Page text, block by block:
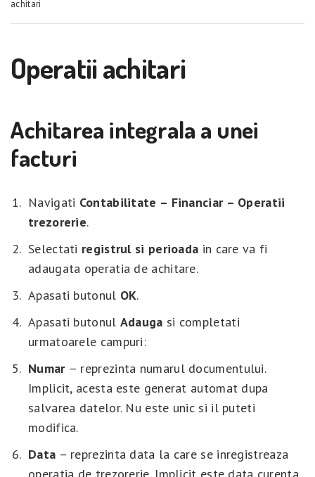
achitari
Operatii achitari
Achitarea integrala a unei
facturi
Navigati Contabilitate – Financiar – Operatii
trezorerie.
Selectati registrul si perioada in care va fi
adaugata operatia de achitare.
Apasati butonul OK.
Apasati butonul Adauga si completati
urmatoarele campuri:
Numar – reprezinta numarul documentului.
Implicit, acesta este generat automat dupa
salvarea datelor. Nu este unic si il puteti
modifica.
Data – reprezinta data la care se inregistreaza